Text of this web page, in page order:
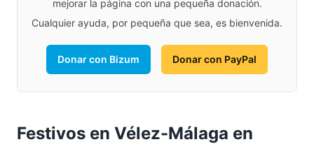
mejorar la página con una pequeña donación.
Cualquier ayuda, por pequeña que sea, es bienvenida.
Donar con Bizum Donar con PayPal
Festivos en Vélez-Málaga en